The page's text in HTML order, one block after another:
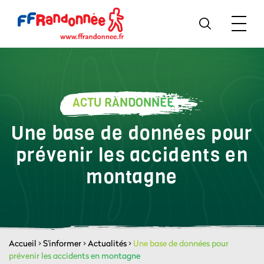
ACTU RANDONNÉE
Une base de données pour
prévenir les accidents en
montagne
Accueil >S'informer>Actualités> Une base de données pour
prévenir les accidents en montagne